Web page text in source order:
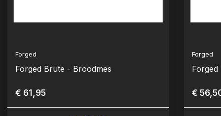
Forged
Forged Brute - Broodmes
€ 61,95
Forged
€